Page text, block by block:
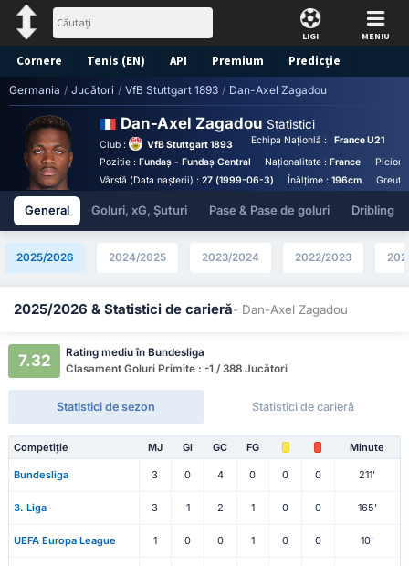
LIGI MENIU
Cornere Tenis (EN) API Premium Predicție
Germania / Jucători / VfB Stuttgart 1893 / Dan-Axel Zagadou
Dan-Axel Zagadou Statistici
Club : VfB Stuttgart 1893 Echipa Naționlă :
France U21
Poziție : Fundaș - Fundaș Central Naționalitate :France
Picior
Vârstă (Data nașterii) : 27 (1999-06-3) Înălțime :196cm
General Goluri, xG, Șuturi Pase & Pase de goluri Dribling
2025/2026 2024/2025 2023/2024 2022/2023
2025/2026 & Statistici de carieră- Dan-Axel Zagadou
7.32
Rating mediu în Bundesliga
Clasament Goluri Primite : -1 / 388 Jucători
Statistici de sezon Statistici de carieră
Competiție MJ Gl GC FG Minute
Bundesliga 3 0 4 0 0 0 211'
3. Liga 3 1 2 1 0 0 165'
UEFA Europa League 1 0 0 1 0 0 10'